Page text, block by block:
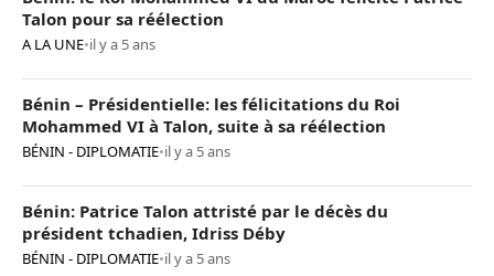
Talon pour sa réélection
A LA UNE•il y a 5 ans
Bénin – Présidentielle: les félicitations du Roi
Mohammed VI à Talon, suite à sa réélection
BÉNIN - DIPLOMATIE•il y a 5 ans
Bénin: Patrice Talon attristé par le décès du
président tchadien, Idriss Déby
BÉNIN - DIPLOMATIE•il y a 5 ans